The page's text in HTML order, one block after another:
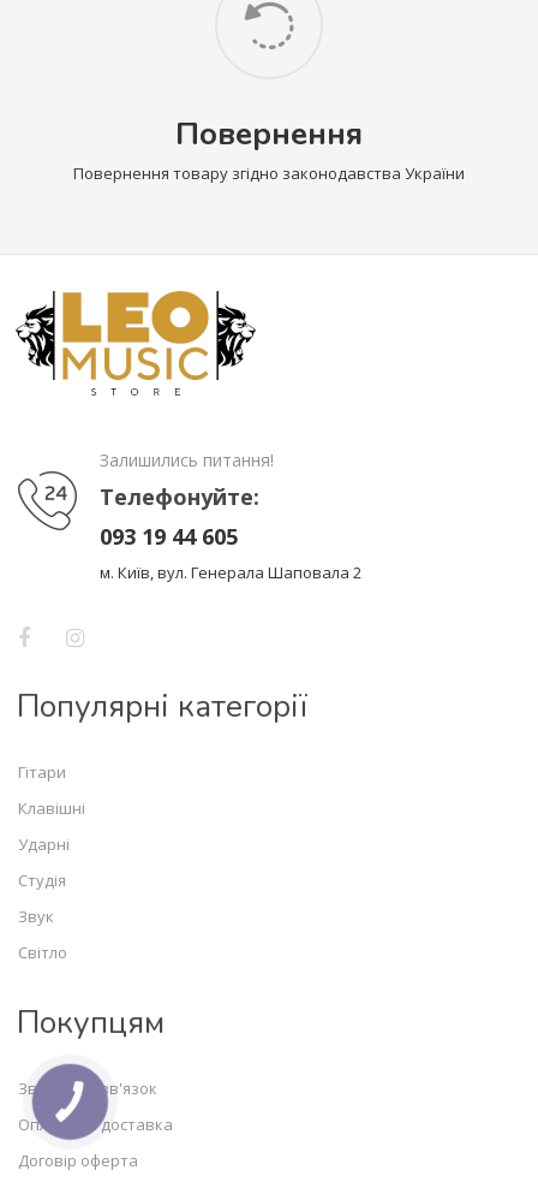
Повернення
Повернення товару згідно законодавства України
Залишились питання!
Телефонуйте:
093 19 44 605
м. Київ, вул. Генерала Шаповала 2
Популярні категорії
Гітари
Клавішні
Ударні
Студія
Звук
Світло
Покупцям
Зворотній зв'язок
Оплата та доставка
Договір оферта
КНОПКА
ЗВ'ЯЗКУ